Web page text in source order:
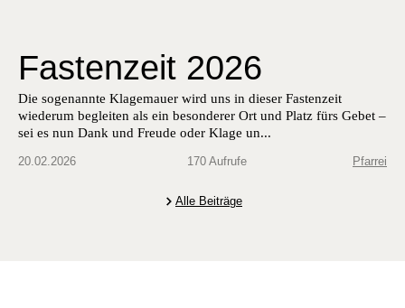
Fastenzeit 2026
Die soge­nan­nte Klage­mauer wird uns in dieser Fas­ten­zeit
wiederum begleit­en als ein beson­der­er Ort und Platz fürs Gebet –
sei es nun Dank und Freude oder Klage un...
20.02.2026 170 Aufrufe Pfarrei
Alle Beiträge